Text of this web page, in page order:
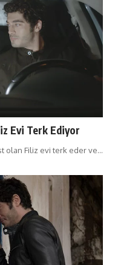
Evi Terk Ediyor
olan Filiz evi terk eder ve…